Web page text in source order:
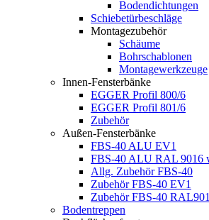
Bodendichtungen
Schiebetürbeschläge
Montagezubehör
Schäume
Bohrschablonen
Montagewerkzeuge
Innen-Fensterbänke
EGGER Profil 800/6
EGGER Profil 801/6
Zubehör
Außen-Fensterbänke
FBS-40 ALU EV1
FBS-40 ALU RAL 9016
Allg. Zubehör FBS-40
Zubehör FBS-40 EV1
Zubehör FBS-40
Bodentreppen